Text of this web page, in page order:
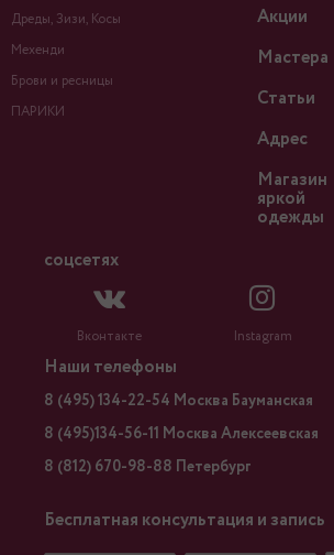
Дреды, Зизи, Косы
Мехенди
Брови и ресницы
ПАРИКИ
Акции
Мастера
Статьи
Адрес
Магазин
яркой
одежды
соцсетях
Вконтакте Instagram
Наши телефоны
8 (495) 134-22-54 Москва Бауманская
8 (495)134-56-11 Москва Алексеевская
8 (812) 670-98-88 Петербург
Бесплатная консультация и запись